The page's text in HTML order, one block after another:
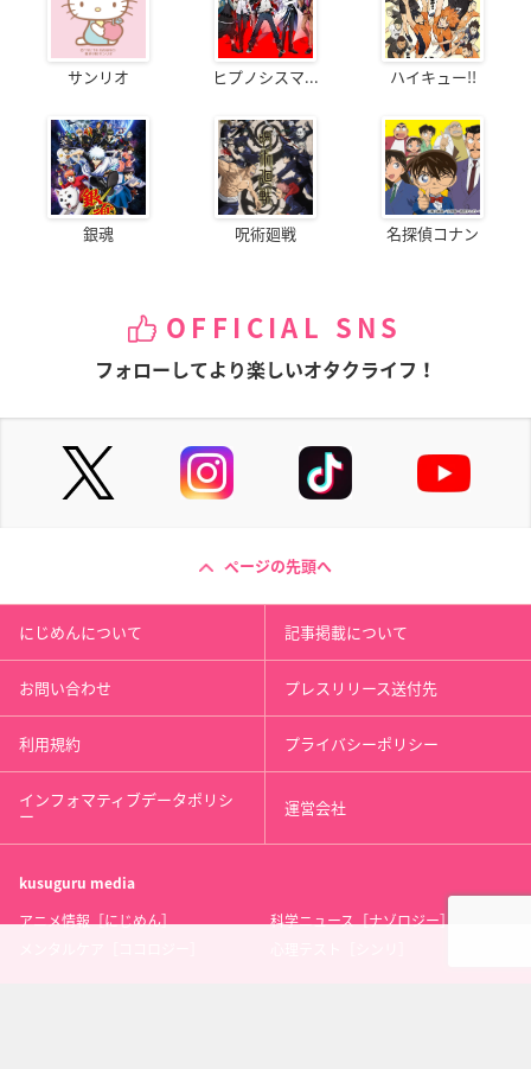
サンリオ ヒプノシスマ... ハイキュー!!
銀魂 呪術廻戦 名探偵コナン
OFFICIAL SNS
フォローしてより楽しいオタクライフ！
ページの先頭へ
にじめんについて 記事掲載について
お問い合わせ プレスリリース送付先
利用規約 プライバシーポリシー
インフォマティブデータポリシ
ー 運営会社
kusuguru media
アニメ情報［にじめん］
科学ニュース［ナゾロジー］